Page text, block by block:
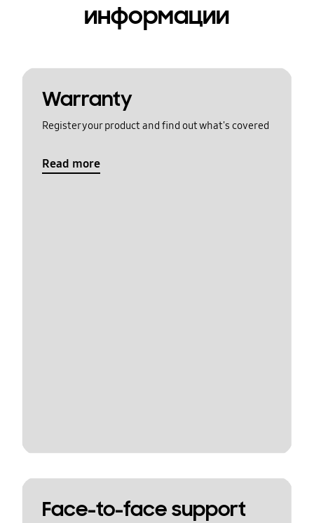
информации
Warranty
Register your product and find out what's covered
Read more
Face-to-face support